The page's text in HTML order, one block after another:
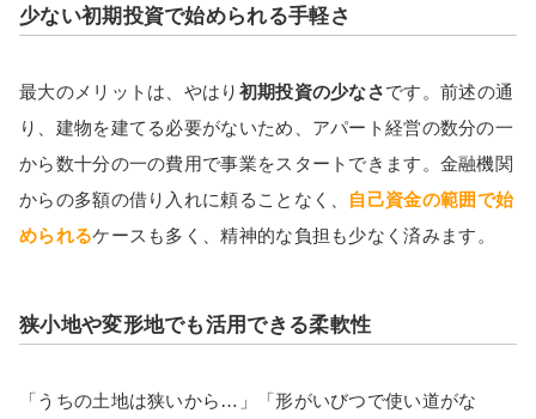
少ない初期投資で始められる手軽さ
最大のメリットは、やはり 初期投資の少なさです。前述の通
り、建物を建てる必要がないため、アパート経営の数分の一
から数十分の一の費用で事業をスタートできます。金融機関
からの多額の借り入れに頼ることなく、 自己資金の範囲で始
められるケースも多く、精神的な負担も少なく済みます。
狭小地や変形地でも活用できる柔軟性
「うちの土地は狭いから…」「形がいびつで使い道がな